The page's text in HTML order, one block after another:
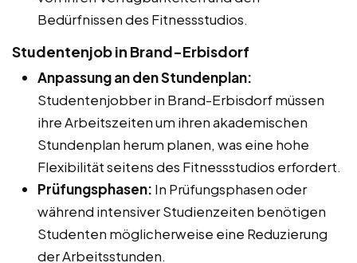
Bedürfnissen des Fitnessstudios.
Studentenjob in Brand-Erbisdorf
Anpassung an den Stundenplan:
Studentenjobber in Brand-Erbisdorf müssen
ihre Arbeitszeiten um ihren akademischen
Stundenplan herum planen, was eine hohe
Flexibilität seitens des Fitnessstudios erfordert.
Prüfungsphasen: In Prüfungsphasen oder
während intensiver Studienzeiten benötigen
Studenten möglicherweise eine Reduzierung
der Arbeitsstunden.